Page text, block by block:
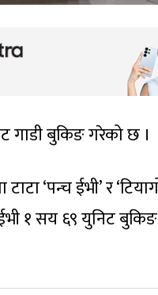
गाडी बुकिङ गरेको छ ।
‘पन्च ईभी’ र
१ सय ६९ युनिट